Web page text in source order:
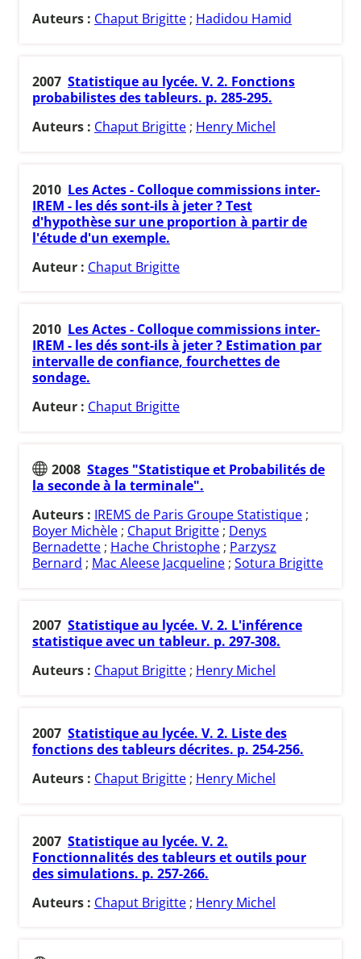
Auteurs : Chaput Brigitte ; Hadidou Hamid
2007 Statistique au lycée. V. 2. Fonctions
probabilistes des tableurs. p. 285-295.
Auteurs : Chaput Brigitte ; Henry Michel
2010 Les Actes - Colloque commissions inter-
IREM - les dés sont-ils à jeter ? Test
d'hypothèse sur une proportion à partir de
l'étude d'un exemple.
Auteur : Chaput Brigitte
2010 Les Actes - Colloque commissions inter-
IREM - les dés sont-ils à jeter ? Estimation par
intervalle de confiance, fourchettes de
sondage.
Auteur : Chaput Brigitte
2008 Stages "Statistique et Probabilités de
la seconde à la terminale".
Auteurs : IREMS de Paris Groupe Statistique ;
Boyer Michèle ; Chaput Brigitte ; Denys
Bernadette ; Hache Christophe ; Parzysz
Bernard ; Mac Aleese Jacqueline ; Sotura Brigitte
2007 Statistique au lycée. V. 2. L'inférence
statistique avec un tableur. p. 297-308.
Auteurs : Chaput Brigitte ; Henry Michel
2007 Statistique au lycée. V. 2. Liste des
fonctions des tableurs décrites. p. 254-256.
Auteurs : Chaput Brigitte ; Henry Michel
2007 Statistique au lycée. V. 2.
Fonctionnalités des tableurs et outils pour
des simulations. p. 257-266.
Auteurs : Chaput Brigitte ; Henry Michel